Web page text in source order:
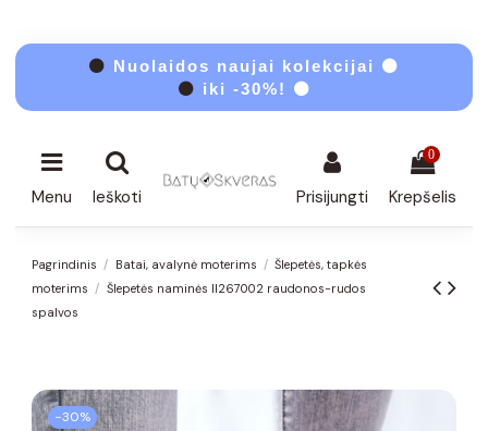
⚫ Nuolaidos naujai kolekcijai ⚫
⚫ iki -30%! ⚫
Menu Ieškoti Prisijungti
0
Krepšelis
Pagrindinis Batai, avalynė moterims
Šlepetės, tapkės
moterims
Šlepetės naminės II267002 raudonos-rudos
spalvos
−30%